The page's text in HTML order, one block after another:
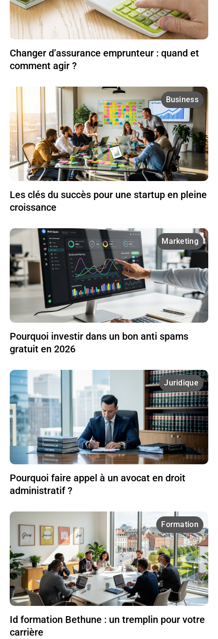
Changer d’assurance emprunteur : quand et
comment agir ?
Business
Les clés du succès pour une startup en pleine
croissance
Marketing
Pourquoi investir dans un bon anti spams
gratuit en 2026
Juridique
Pourquoi faire appel à un avocat en droit
administratif ?
Formation
Id formation Bethune : un tremplin pour votre
carrière